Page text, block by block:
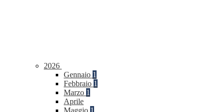
2026
Gennaio 1
Febbraio 1
Marzo 1
Aprile